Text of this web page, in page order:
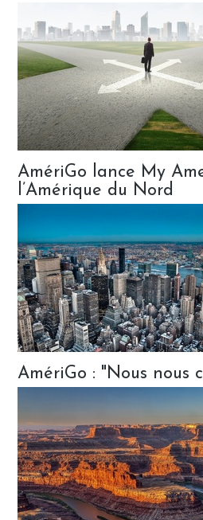
AmériGo lance My
l’Amérique du Nord
AmériGo : "Nous nous